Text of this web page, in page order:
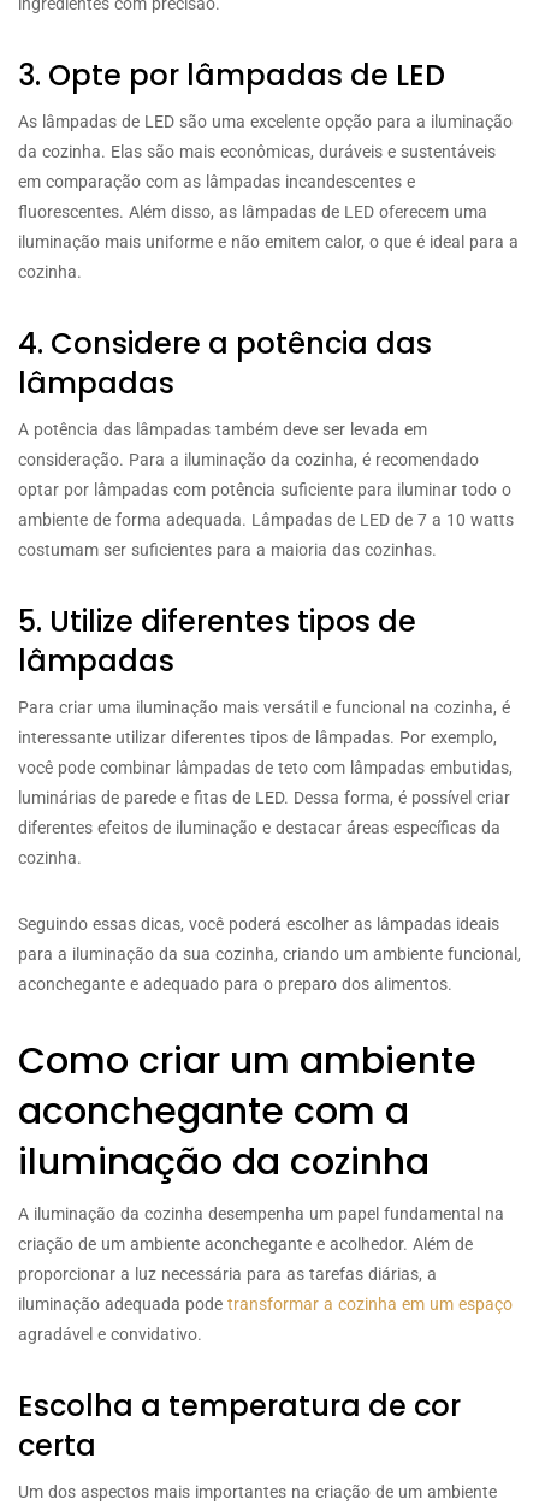
3. Opte por lâmpadas de LED
As lâmpadas de LED são uma excelente opção para a iluminação
da cozinha. Elas são mais econômicas, duráveis e sustentáveis
em comparação com as lâmpadas incandescentes e
fluorescentes. Além disso, as lâmpadas de LED oferecem uma
iluminação mais uniforme e não emitem calor, o que é ideal para a
cozinha.
4. Considere a potência das
lâmpadas
A potência das lâmpadas também deve ser levada em
consideração. Para a iluminação da cozinha, é recomendado
optar por lâmpadas com potência suficiente para iluminar todo o
ambiente de forma adequada. Lâmpadas de LED de 7 a 10 watts
costumam ser suficientes para a maioria das cozinhas.
5. Utilize diferentes tipos de
lâmpadas
Para criar uma iluminação mais versátil e funcional na cozinha, é
interessante utilizar diferentes tipos de lâmpadas. Por exemplo,
você pode combinar lâmpadas de teto com lâmpadas embutidas,
luminárias de parede e fitas de LED. Dessa forma, é possível criar
diferentes efeitos de iluminação e destacar áreas específicas da
cozinha.
Seguindo essas dicas, você poderá escolher as lâmpadas ideais
para a iluminação da sua cozinha, criando um ambiente funcional,
aconchegante e adequado para o preparo dos alimentos.
Como criar um ambiente
aconchegante com a
iluminação da cozinha
A iluminação da cozinha desempenha um papel fundamental na
criação de um ambiente aconchegante e acolhedor. Além de
proporcionar a luz necessária para as tarefas diárias, a
iluminação adequada pode transformar a cozinha em um espaço
agradável e convidativo.
Escolha a temperatura de cor
certa
Um dos aspectos mais importantes na criação de um ambiente